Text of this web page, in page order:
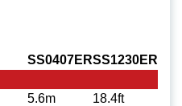
SS0407ERSS1230ER
5.6m
18.4ft